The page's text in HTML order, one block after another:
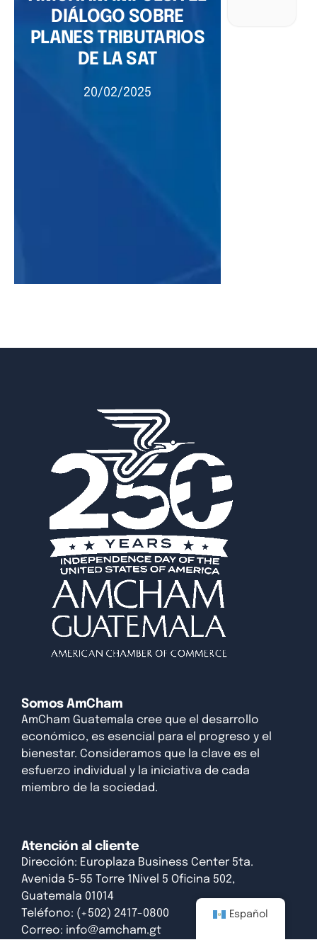
DIÁLOGO SOBRE
PLANES TRIBUTARIOS
DE LA SAT
20/02/2025
Somos AmCham
AmCham Guatemala cree que el desarrollo
económico, es esencial para el progreso y el
bienestar. Consideramos que la clave es el
esfuerzo individual y la iniciativa de cada
miembro de la sociedad.
Atención al cliente
Dirección: Europlaza Business Center 5ta.
Avenida 5-55 Torre 1Nivel 5 Oficina 502,
Guatemala 01014
Teléfono: (+502) 2417-0800
Correo: info@amcham.gt
Español